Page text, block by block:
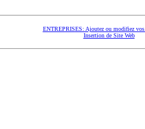
ENTREPRISES: Ajoutez ou modifiez vos
Insertion de Site Web